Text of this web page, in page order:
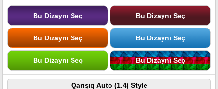
Bu Dizaynı Seç Bu Dizaynı Seç
Bu Dizaynı Seç Bu Dizaynı Seç
Bu Dizaynı Seç Bu Dizaynı Seç
Qarışıq Auto (1.4) Style